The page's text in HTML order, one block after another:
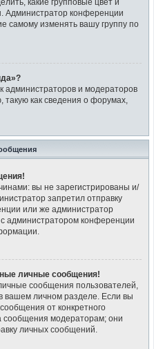
Администратор конференции
самому изменять вашу группу по
администраторов и модераторов
как сведения о форумах,
вы не зарегистрированы и/
запретил отправку
или же администратор
администратором конференции
личные сообщения!
сообщения пользователей,
вашем личном разделе. Если вы
от конкретного
сообщения модераторам; они
личных сообщений.